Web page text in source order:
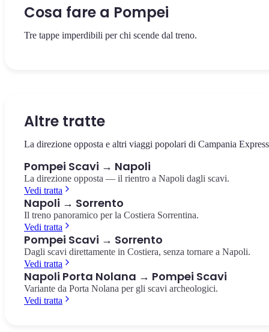
Cosa fare a Pompei
Tre tappe imperdibili per chi scende dal treno.
Altre tratte
La direzione opposta e altri viaggi popolari di Campania
Pompei Scavi → Napoli
La direzione opposta — il rientro a Napoli dagli scavi.
Vedi tratta
Napoli → Sorrento
Il treno panoramico per la Costiera Sorrentina.
Vedi tratta
Pompei Scavi → Sorrento
Dagli scavi direttamente in Costiera, senza tornare a Napoli.
Vedi tratta
Napoli Porta Nolana → Pompei Scavi
Variante da Porta Nolana per gli scavi archeologici.
Vedi tratta